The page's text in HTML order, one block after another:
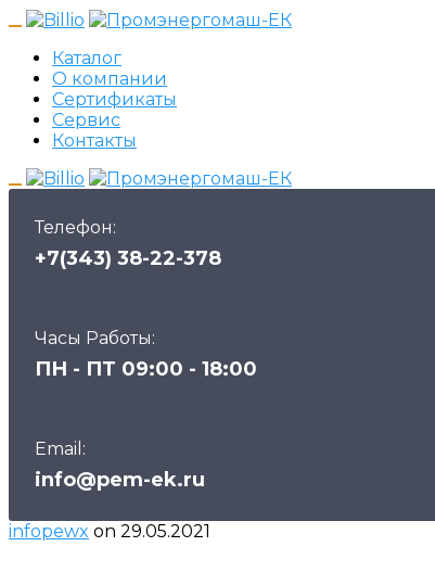
Каталог
О компании
Сертификаты
Сервис
Контакты
Телефон:
+7(343) 38-22-378
Часы Работы:
ПН - ПТ 09:00 - 18:00
Email:
info@pem-ek.ru
infopewx on 29.05.2021